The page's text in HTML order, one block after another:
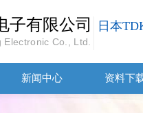
子有限公司
Co., Ltd.
日本
新闻中心 资料下